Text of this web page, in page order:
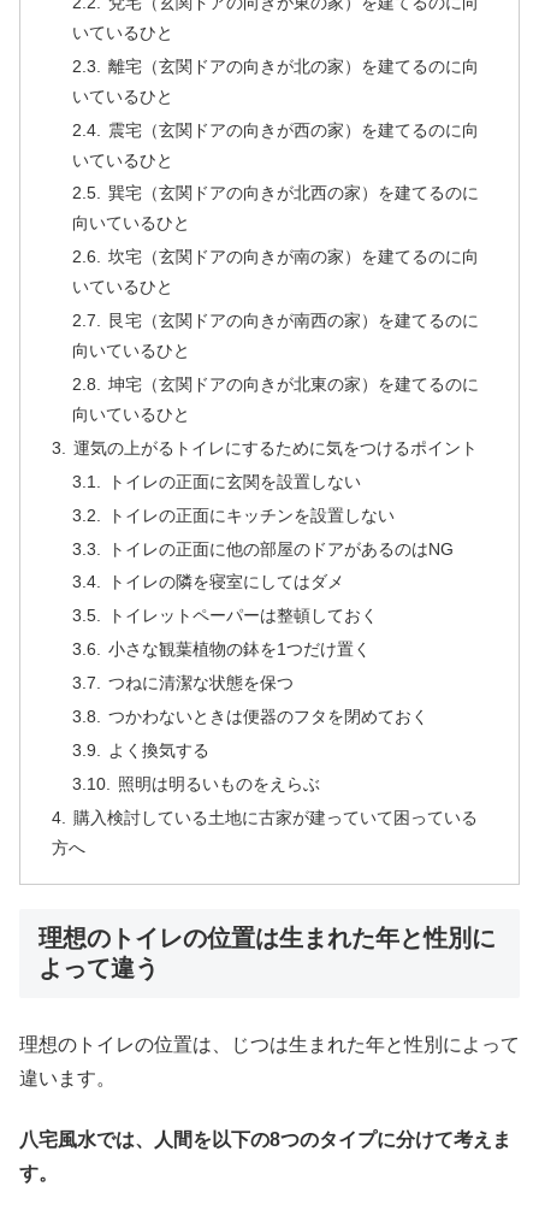
いているひと
離宅（玄関ドアの向きが北の家）を建てるのに向
いているひと
震宅（玄関ドアの向きが西の家）を建てるのに向
いているひと
巽宅（玄関ドアの向きが北西の家）を建てるのに
向いているひと
坎宅（玄関ドアの向きが南の家）を建てるのに向
いているひと
艮宅（玄関ドアの向きが南西の家）を建てるのに
向いているひと
坤宅（玄関ドアの向きが北東の家）を建てるのに
向いているひと
運気の上がるトイレにするために気をつけるポイント
トイレの正面に玄関を設置しない
トイレの正面にキッチンを設置しない
トイレの正面に他の部屋のドアがあるのはNG
トイレの隣を寝室にしてはダメ
トイレットペーパーは整頓しておく
小さな観葉植物の鉢を1つだけ置く
つねに清潔な状態を保つ
つかわないときは便器のフタを閉めておく
よく換気する
照明は明るいものをえらぶ
購入検討している土地に古家が建っていて困っている
方へ
理想のトイレの位置は生まれた年と性別に
よって違う
理想のトイレの位置は、じつは生まれた年と性別によって
違います。
八宅風水では、人間を以下の8つのタイプに分けて考えま
す。